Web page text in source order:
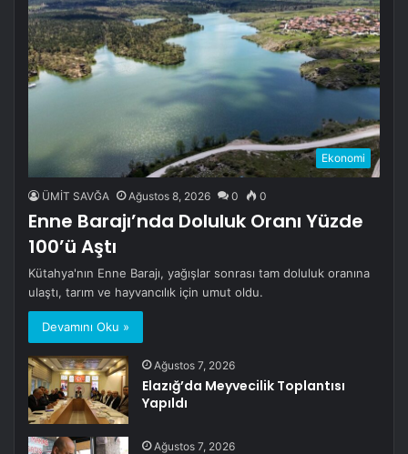
Ekonomi
ÜMİT SAVĞA Ağustos 8, 2026 0 0
Enne Barajı’nda Doluluk Oranı Yüzde
100’ü Aştı
Kütahya'nın Enne Barajı, yağışlar sonrası tam doluluk oranına
ulaştı, tarım ve hayvancılık için umut oldu.
Devamını Oku »
Ağustos 7, 2026
Elazığ’da Meyvecilik Toplantısı
Yapıldı
Ağustos 7, 2026